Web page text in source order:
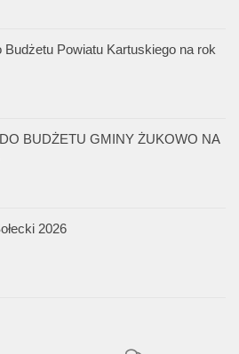
Budżetu Powiatu Kartuskiego na rok
BUDŻETU GMINY ŻUKOWO NA
2026